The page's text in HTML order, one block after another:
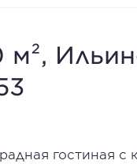
гостиная с